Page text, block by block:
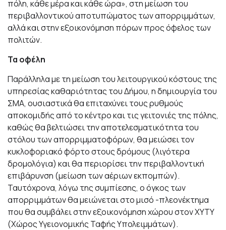
πόλη, κάθε μέρα και κάθε ώρα», στη μείωση του
περιβαλλοντικού αποτυπώματος των απορριμμάτων,
αλλά και στην εξοικονόμηση πόρων προς όφελος των
πολιτών.
Τα οφέλη
Παράλληλα με τη μείωση του λειτουργικού κόστους της
υπηρεσίας καθαριότητας του Δήμου, η δημιουργία του
ΣΜΑ, ουσιαστικά θα επιταχύνει τους ρυθμούς
αποκομιδής από το κέντρο και τις γειτονιές της πόλης,
καθώς θα βελτιώσει την αποτελεσματικότητα του
στόλου των απορριμματοφόρων, θα μειώσει τον
κυκλοφοριακό φόρτο στους δρόμους (λιγότερα
δρομολόγια) και θα περιορίσει την περιβαλλοντική
επιβάρυνση (μείωση των αέριων εκπομπών).
Ταυτόχρονα, λόγω της συμπίεσης, ο όγκος των
απορριμμάτων θα μειώνεται στο μισό -πλεονέκτημα
που θα συμβάλει στην εξοικονόμηση χώρου στον ΧΥΤΥ
(Χώρος Υγειονομικής Ταφής Υπολειμμάτων).